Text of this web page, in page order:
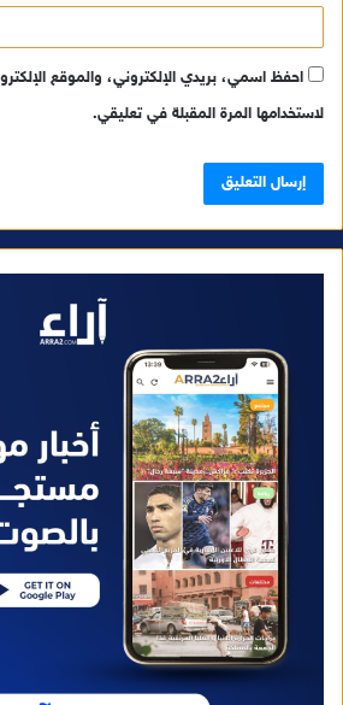
احفظ اسمي، بريدي الإلكتروني، والموقع
لاستخدامها المرة المقبلة في تعليقي.